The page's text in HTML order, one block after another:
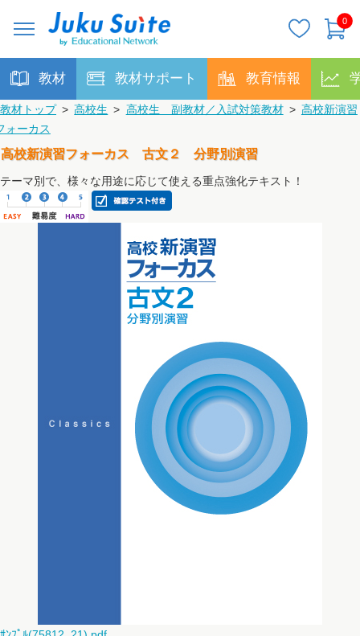
0
教材 教材サポート 教育情報
教材トップ > 高校生 > 高校生 副教材／入試対策教材 > 高校新演習
ォーカス
高校新演習フォーカス 古文２ 分野別演習
テーマ別で、様々な用途に応じて使える重点強化テキスト！